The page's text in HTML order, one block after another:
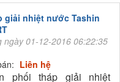
giải nhiệt nước Tashin
ngày 01-12-2016 06:22:35
Liên hệ
phối tháp giải nhiệt